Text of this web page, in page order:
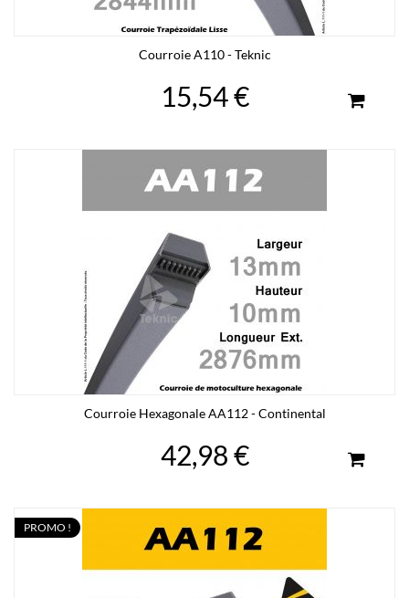
Courroie A110 - Teknic
15,54 €
Courroie Hexagonale AA112 - Continental
42,98 €
PROMO !